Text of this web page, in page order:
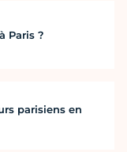
Paris ?
parisiens en